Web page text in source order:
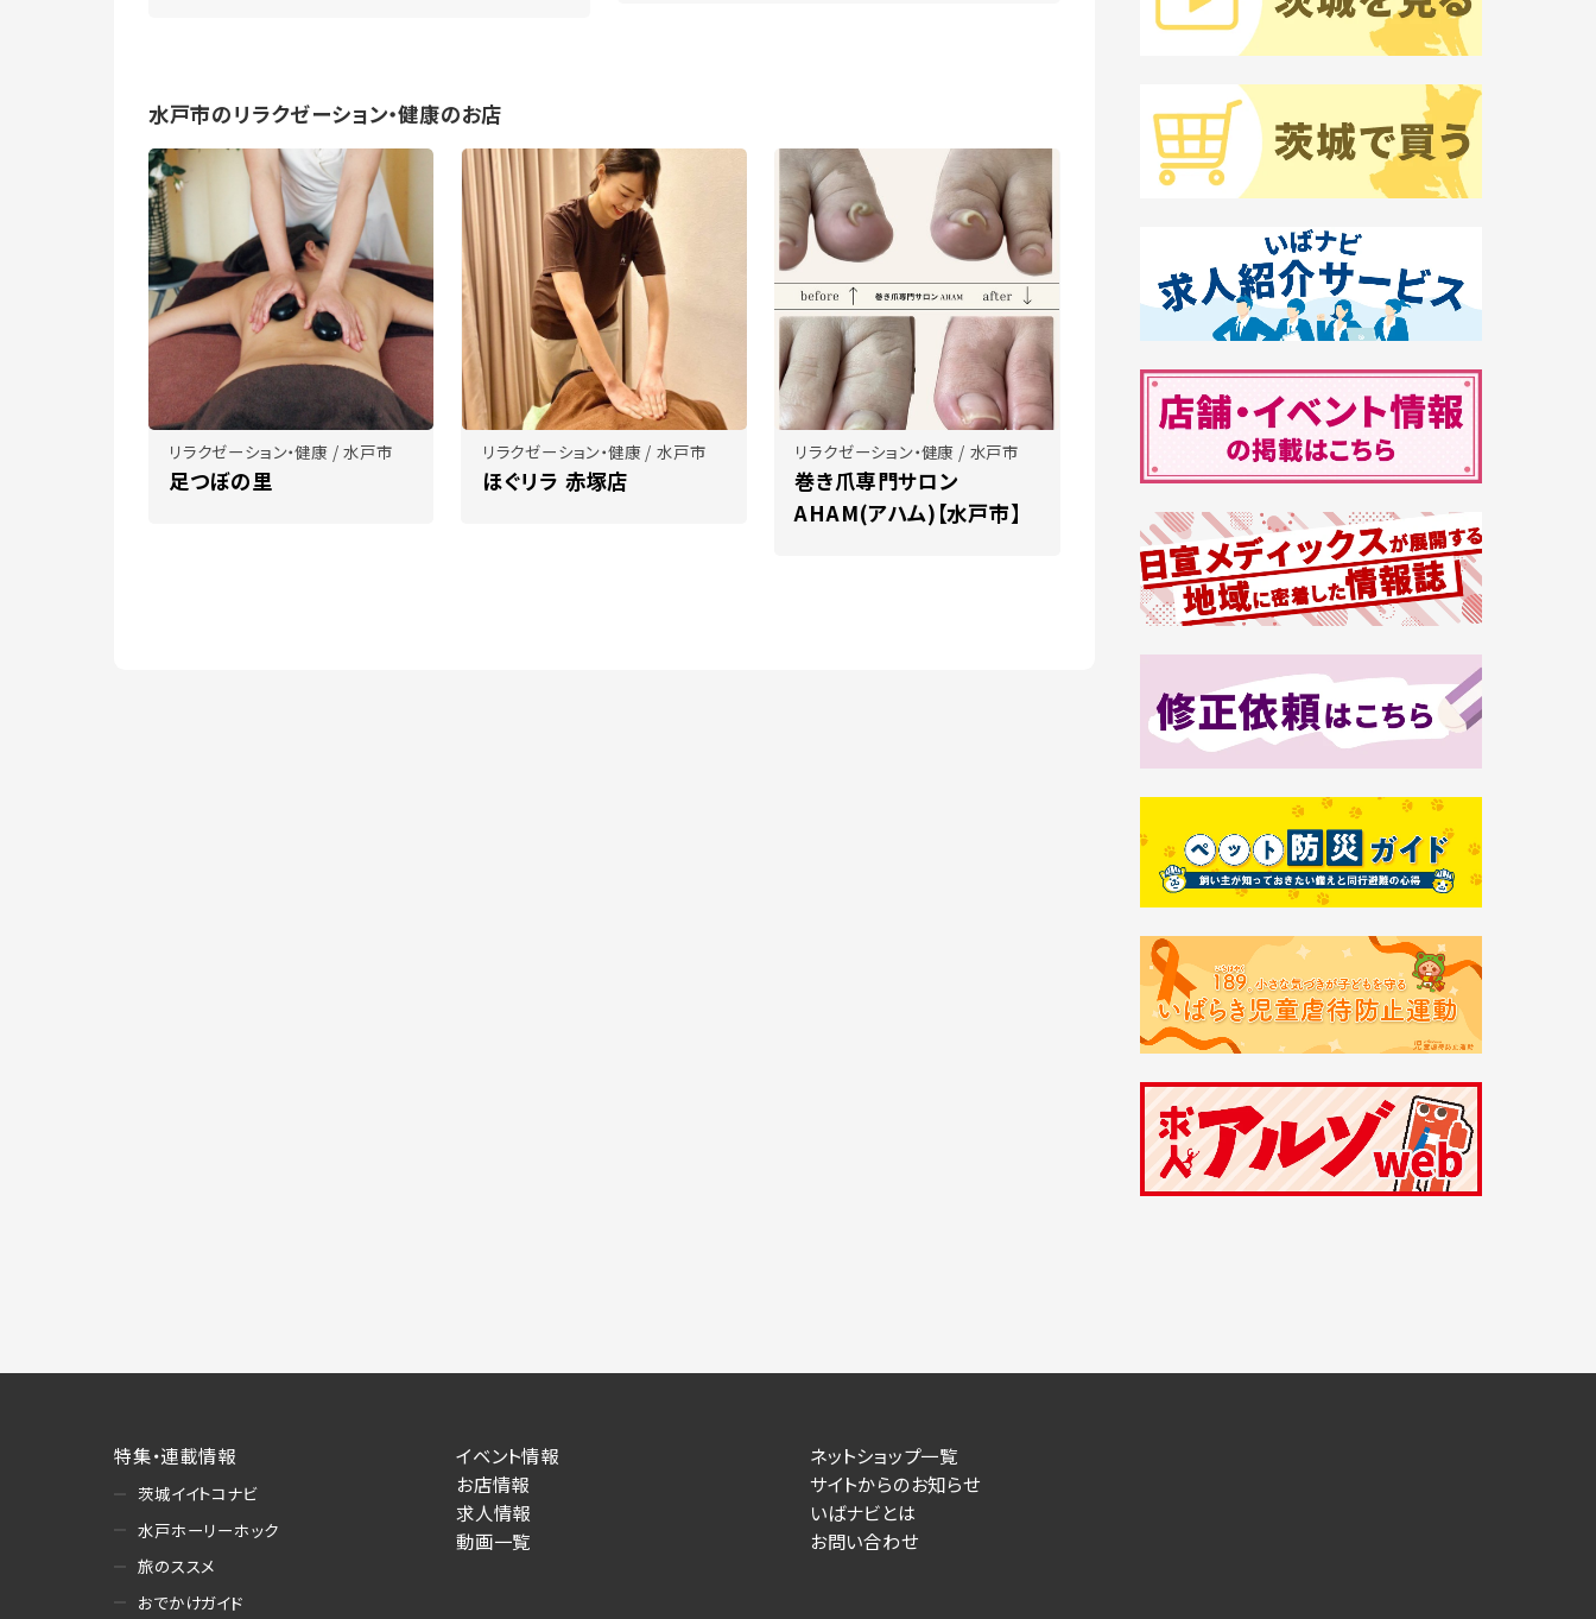
水戸市のリラクゼーション・健康のお店
リラクゼーション・健康 / 水戸市
足つぼの里
リラクゼーション・健康 / 水戸市
ほぐリラ 赤塚店
リラクゼーション・健康 / 水戸市
巻き爪専門サロン
AHAM(アハム)【水戸市】
特集・連載情報
茨城イイトコナビ
水戸ホーリーホック
旅のススメ
おでかけガイド
イベント情報
お店情報
求人情報
動画一覧
ネットショップ一覧
サイトからのお知らせ
いばナビとは
お問い合わせ